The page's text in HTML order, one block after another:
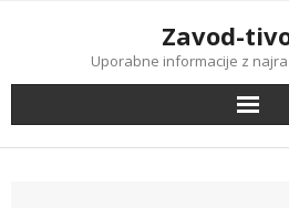
Zavod-
Uporabne informacije z